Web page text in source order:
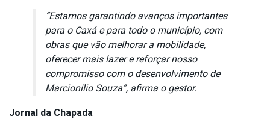
“Estamos garantindo avanços importantes
para o Caxá e para todo o município, com
obras que vão melhorar a mobilidade,
oferecer mais lazer e reforçar nosso
compromisso com o desenvolvimento de
Marcionílio Souza”, afirma o gestor.
Jornal da Chapada